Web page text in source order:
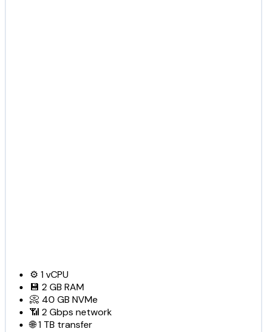
⚙️ 1vCPU
💾 2 GB RAM
📀 40 GB NVMe
📶 2 Gbps network
🌐1 TB transfer